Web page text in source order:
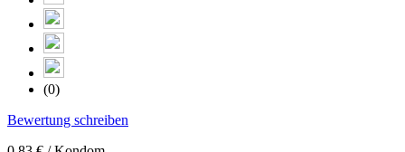
(0)
Bewertung schreiben